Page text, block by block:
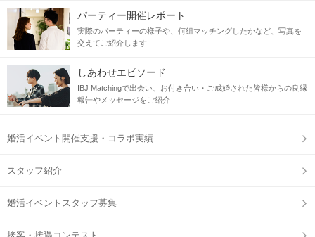
パーティー開催レポート
実際のパーティーの様子や、何組マッチングしたかなど、写真を
交えてご紹介します
しあわせエピソード
IBJ Matchingで出会い、お付き合い・ご成婚された皆様からの良縁
報告やメッセージをご紹介
婚活イベント開催支援・コラボ実績
スタッフ紹介
婚活イベントスタッフ募集